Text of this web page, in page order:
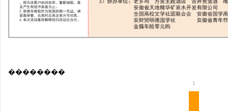
��������
1